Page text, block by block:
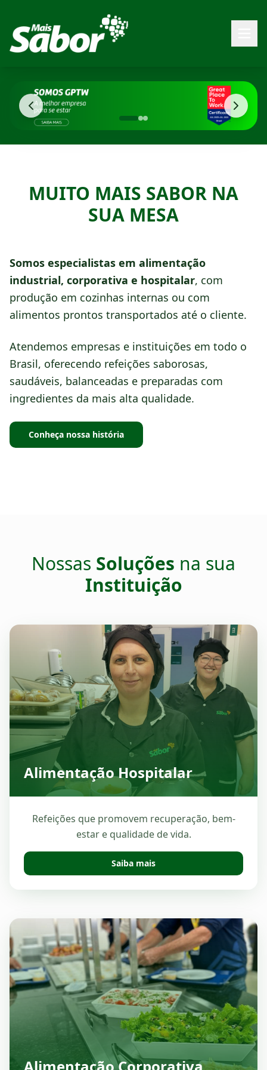
MUITO MAIS SABOR NA
SUA MESA
Somos especialistas em alimentação
industrial, corporativa e hospitalar, com
produção em cozinhas internas ou com
alimentos prontos transportados até o cliente.
Atendemos empresas e instituições em todo o
Brasil, oferecendo refeições saborosas,
saudáveis, balanceadas e preparadas com
ingredientes da mais alta qualidade.
Conheça nossa história
Nossas Soluções na sua
Instituição
Alimentação Hospitalar
Refeições que promovem recuperação, bem-
estar e qualidade de vida.
Saiba mais